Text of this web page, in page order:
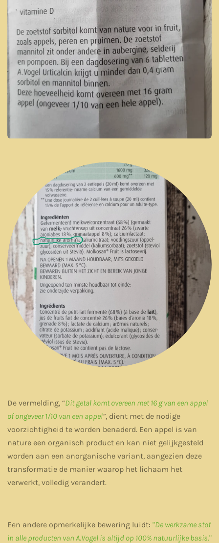
De vermelding, “Dit getal komt overeen met 16 g van een appel
of ongeveer 1/10 van een appel”, dient met de nodige
voorzichtigheid te worden benaderd. Een appel is van
nature een organisch product en kan niet gelijkgesteld
worden aan een anorganische variant, aangezien deze
transformatie de manier waarop het lichaam het
verwerkt, volledig verandert.
Een andere opmerkelijke bewering luidt: "De werkzame stof
in alle producten van A.Vogel is altijd op 100% natuurlijke basis."